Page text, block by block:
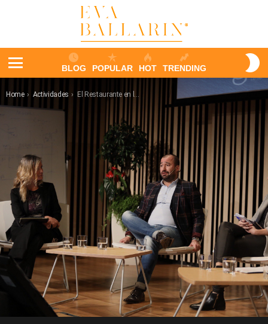
BLOG POPULAR HOT TRENDING
You are here:
Home Actividades El Restaurante en la Era Digital